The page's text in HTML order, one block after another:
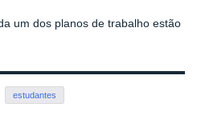
um dos planos de trabalho estão
estudantes